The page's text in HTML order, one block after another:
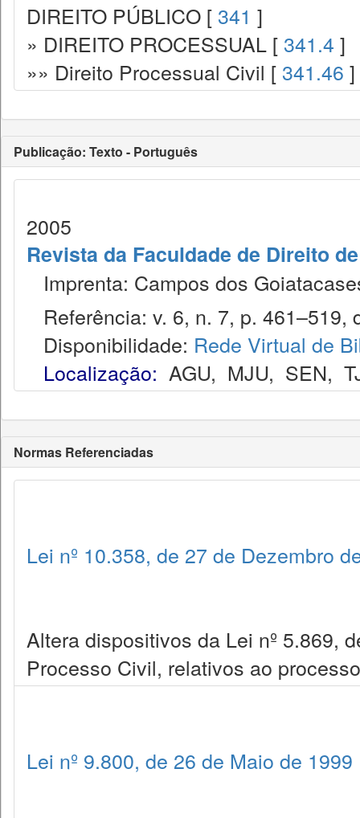
DIREITO PÚBLICO [ 341 ]
» DIREITO PROCESSUAL [ 341.4 ]
»» Direito Processual Civil [ 341.46 ]
Publicação: Texto - Português
2005
Revista da Faculdade de Direito
Imprenta: Campos dos
Referência: v. 6, n. 7, p. 461–519,
Disponibilidade: Rede Virtual de
Localização: AGU, MJU, SEN,
Normas Referenciadas
Lei nº 10.358, de 27 de Dezembro
Altera dispositivos da Lei nº 5.869,
Processo Civil, relativos ao
Lei nº 9.800, de 26 de Maio de 1999